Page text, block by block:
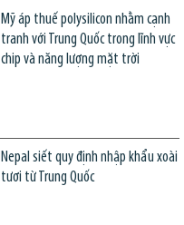
Mỹ áp thuế polysilicon nhằm cạnh
tranh với Trung Quốc trong lĩnh vực
chip và năng lượng mặt trời
Nepal siết quy định nhập khẩu xoài
tươi từ Trung Quốc